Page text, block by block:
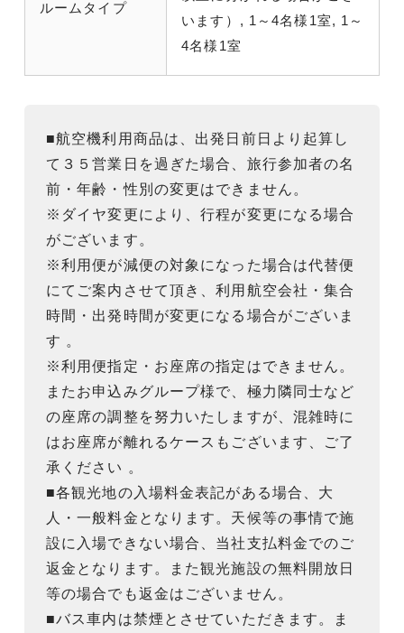
ルームタイプ
います）, 1～4名様1室, 1～
4名様1室
■航空機利用商品は、出発日前日より起算し
て３５営業日を過ぎた場合、旅行参加者の名
前・年齢・性別の変更はできません。
※ダイヤ変更により、行程が変更になる場合
がございます。
※利用便が減便の対象になった場合は代替便
にてご案内させて頂き、利用航空会社・集合
時間・出発時間が変更になる場合がございま
す 。
※利用便指定・お座席の指定はできません。
またお申込みグループ様で、極力隣同士など
の座席の調整を努力いたしますが、混雑時に
はお座席が離れるケースもございます、ご了
承ください 。
■各観光地の入場料金表記がある場合、大
人・一般料金となります。天候等の事情で施
設に入場できない場合、当社支払料金でのご
返金となります。また観光施設の無料開放日
等の場合でも返金はございません。
■バス車内は禁煙とさせていただきます。ま